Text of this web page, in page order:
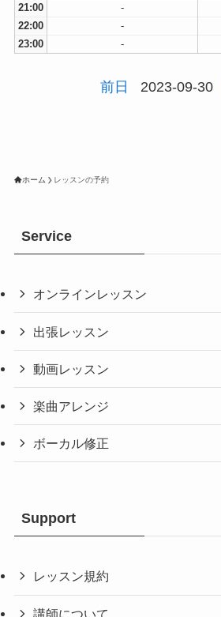
21:00
-
22:00
-
23:00
-
前日 2023-09-30
ホーム レッスンの予約
Service
オンラインレッスン
出張レッスン
動画レッスン
楽曲アレンジ
ボーカル修正
Support
レッスン規約
講師について